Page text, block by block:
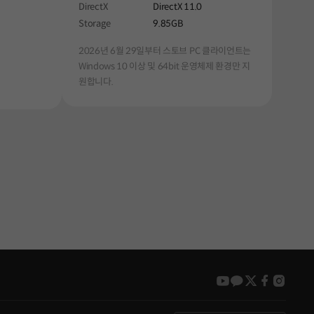
DirectX
DirectX 11.0
Storage
9.85GB
2026년 6월 29일부터 스토브 PC 클라이언트는
Windows 10 이상 및 64bit 운영체제 환경만 지
원합니다.
youtube
kakao
twitter